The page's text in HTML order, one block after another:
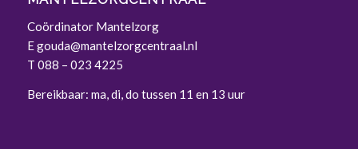
Coördinator Mantelzorg
Egouda@mantelzorgcentraal.nl
T 088 – 023 4225
Bereikbaar: ma, di, do tussen 11 en 13 uur